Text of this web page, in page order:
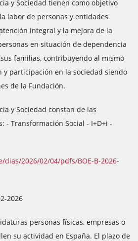
y Sociedad tienen como objetivo
labor de personas y entidades
integral y la mejora de la
en situación de dependencia
familias, contribuyendo al mismo
y participación en la sociedad siendo
de la Fundación.
y Sociedad constan de las
- Transformación Social - I+D+i -
2026/02/04/pdfs/BOE-B-2026-
2026
personas físicas, empresas o
su actividad en España. El plazo de